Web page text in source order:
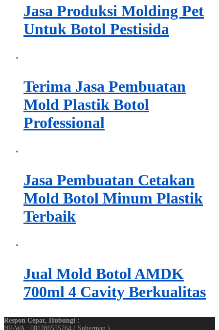
Jasa Produksi Molding Pet
Untuk Botol Pestisida
Terima Jasa Pembuatan
Mold Plastik Botol
Professional
Jasa Pembuatan Cetakan
Mold Botol Minum Plastik
Terbaik
Jual Mold Botol AMDK
700ml 4 Cavity Berkualitas
Respon Cepat, Hubungi :
HP/WA : 081286555764 ( Suherman )